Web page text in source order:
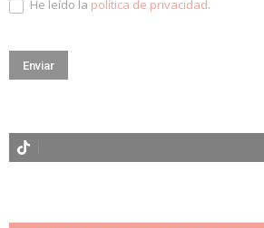
He leído la política de privacidad.